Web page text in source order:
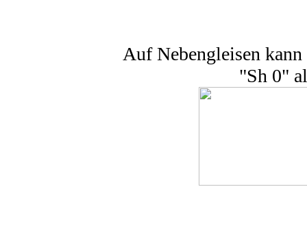
Auf Nebengleisen
"Sh 0"